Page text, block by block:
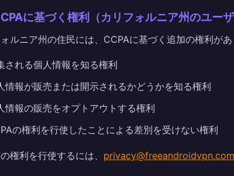
に基づく権利（カリフォルニア州のユーザ
ルニア州の住民には、CCPAに基づく追加の権利があ
される個人情報を知る権利
情報が販売または開示されるかどうかを知る権利
情報の販売をオプトアウトする権利
の権利を行使したことによる差別を受けない権利
権利を行使するには、 privacy@freeandroidvpn.com